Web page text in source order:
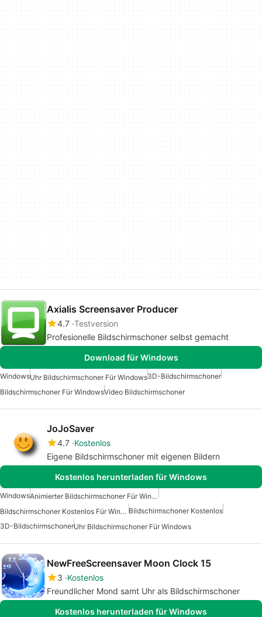
Axialis Screensaver Producer
4.7 Testversion
Profesionelle Bildschirmschoner selbst gemacht
Download für Windows
WindowsUhr Bildschirmschoner Für Windows3D-Bildschirmschoner
Bildschirmschoner Für WindowsVideo Bildschirmschoner
JoJoSaver
4.7 Kostenlos
Eigene Bildschirmschoner mit eigenen Bildern
Kostenlos herunterladen für Windows
Windows
Animierter Bildschirmschoner Für Windows
Bildschirmschoner Kostenlos Für Windows Bildschirmschoner Kostenlos
3D-BildschirmschonerUhr Bildschirmschoner Für Windows
NewFreeScreensaver Moon Clock 15
3 Kostenlos
Freundlicher Mond samt Uhr als Bildschirmschoner
Kostenlos herunterladen für Windows